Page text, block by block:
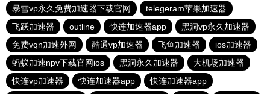
暴雪vp永久免费加速器下载官网
telegeram苹果加速器
飞跃加速器
outline 快连加速器app
黑洞vp永久加速器
免费vqn加速外网
酷通vp加速器 飞鱼加速器
ios加速器
蚂蚁加速npv下载官网ios
黑洞永久加速器
大机场加速器
快连vp加速器
快连加速器app 快连加速器app